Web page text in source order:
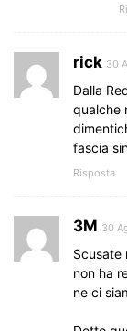
rick 30
Dalla
qualche
fascia
Risposta
3M 30
Scusate
non ha
ne ci